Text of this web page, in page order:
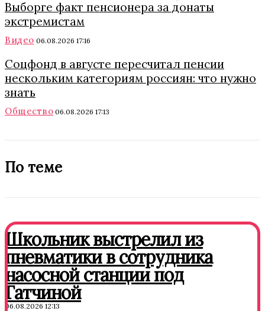
Выборге факт пенсионера за донаты
экстремистам
Видео 06.08.2026 17:16
Соцфонд в августе пересчитал пенсии
нескольким категориям россиян: что нужно
знать
Общество 06.08.2026 17:13
По теме
Школьник выстрелил из
пневматики в сотрудника
насосной станции под
Гатчиной
06.08.2026 12:13